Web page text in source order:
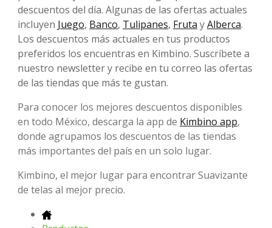
descuentos del día. Algunas de las ofertas actuales
incluyen Juego, Banco, Tulipanes, Fruta yAlberca.
Los descuentos más actuales en tus productos
preferidos los encuentras en Kimbino. Suscríbete a
nuestro newsletter y recibe en tu correo las ofertas
de las tiendas que más te gustan.
Para conocer los mejores descuentos disponibles
en todo México, descarga la app de Kimbino app,
donde agrupamos los descuentos de las tiendas
más importantes del país en un solo lugar.
Kimbino, el mejor lugar para encontrar Suavizante
de telas al mejor precio.